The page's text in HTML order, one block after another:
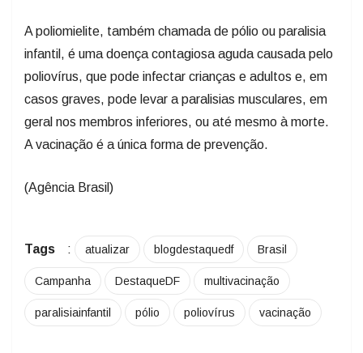
A poliomielite, também chamada de pólio ou paralisia
infantil, é uma doença contagiosa aguda causada pelo
poliovírus, que pode infectar crianças e adultos e, em
casos graves, pode levar a paralisias musculares, em
geral nos membros inferiores, ou até mesmo à morte.
A vacinação é a única forma de prevenção.
(Agência Brasil)
Tags : atualizar blogdestaquedf Brasil
Campanha DestaqueDF multivacinação
paralisiainfantil pólio poliovírus vacinação